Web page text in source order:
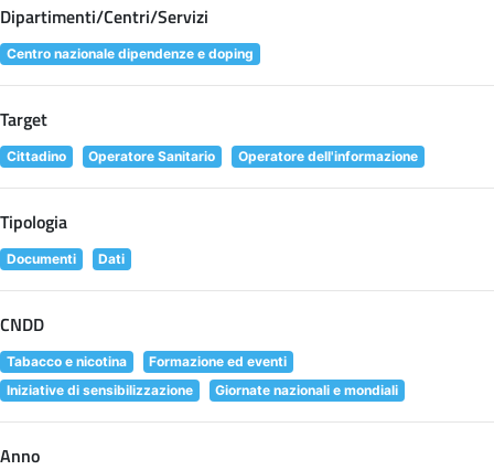
Dipartimenti/Centri/Servizi
Centro nazionale dipendenze e doping
Target
Cittadino Operatore Sanitario Operatore dell'informazione
Tipologia
Documenti Dati
CNDD
Tabacco e nicotina
Formazione ed eventi
Iniziative di sensibilizzazione
Giornate nazionali e mondiali
Anno